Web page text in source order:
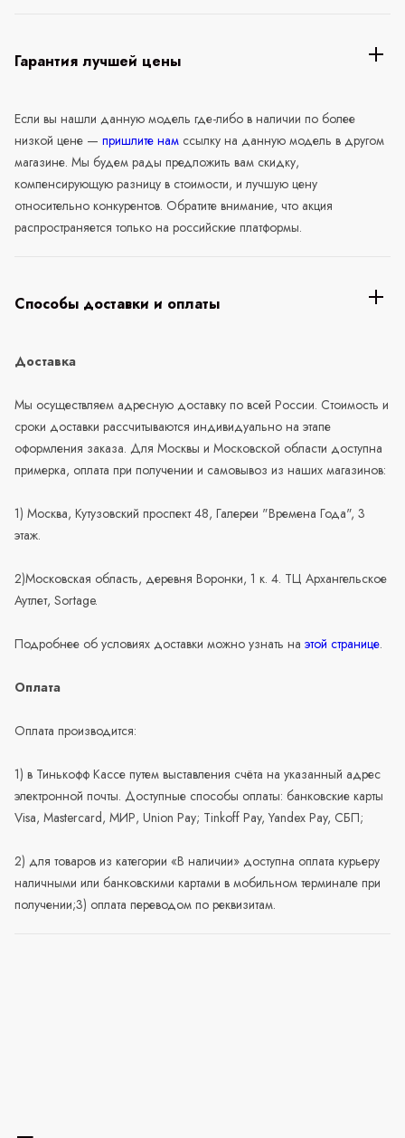
Гарантия лучшей цены
Если вы нашли данную модель где-либо в наличии по более
низкой цене — пришлите нам ссылку на данную модель в другом
магазине. Мы будем рады предложить вам скидку,
компенсирующую разницу в стоимости, и лучшую цену
относительно конкурентов. Обратите внимание, что акция
распространяется только на российские платформы.
Способы доставки и оплаты
Доставка
Мы осуществляем адресную доставку по всей России. Стоимость и
сроки доставки рассчитываются индивидуально на этапе
оформления заказа. Для Москвы и Московской области доступна
примерка, оплата при получении и самовывоз из наших магазинов:
1) Москва, Кутузовский проспект 48, Галереи "Времена Года", 3
этаж.
2)Московская область, деревня Воронки, 1 к. 4. ТЦ Архангельское
Аутлет, Sortage.
Подробнее об условиях доставки можно узнать на этой странице.
Оплата
Оплата производится:
1) в Тинькофф Кассе путем выставления счёта на указанный адрес
электронной почты. Доступные способы оплаты: банковские карты
Visa, Mastercard, МИР, Union Pay; Tinkoff Pay, Yandex Pay, СБП;
2) для товаров из категории «В наличии» доступна оплата курьеру
наличными или банковскими картами в мобильном терминале при
получении;3) оплата переводом по реквизитам.